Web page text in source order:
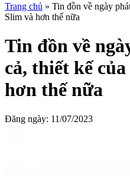
Trang chủ » Tin đồn về ngày
Slim và hơn thế nữa
Tin đồn về
cả, thiết kế
hơn thế nữa
Đăng ngày: 11/07/2023